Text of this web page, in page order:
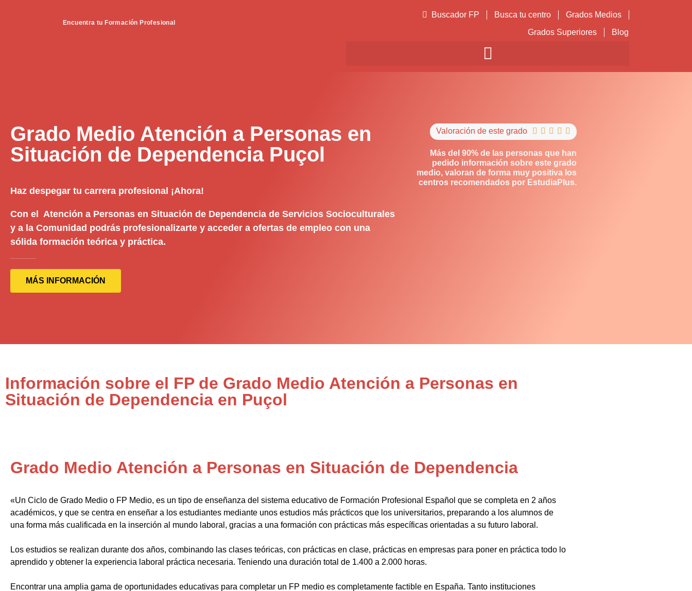
Encuentra tu Formación Profesional
Buscador FP Busca tu centro
Grados Medios
Grados Superiores
Blog
Grado Medio Atención a Personas en
Situación de Dependencia Puçol
Haz despegar tu carrera profesional ¡Ahora!
Con el Atención a Personas en Situación de Dependencia de Servicios Socioculturales
y a la Comunidad podrás profesionalizarte y acceder a ofertas de empleo con una
sólida formación teórica y práctica.
MÁS INFORMACIÓN
Valoración de este grado     
Más del 90% de las personas que han
pedido información sobre este grado
medio, valoran de forma muy positiva los
centros recomendados por EstudiaPlus.
Información sobre el FP de Grado Medio Atención a Personas en
Situación de Dependencia en Puçol
Grado Medio Atención a Personas en Situación de Dependencia
«Un Ciclo de Grado Medio o FP Medio, es un tipo de enseñanza del sistema educativo de Formación Profesional Español que se completa en 2 años
académicos, y que se centra en enseñar a los estudiantes mediante unos estudios más prácticos que los universitarios, preparando a los alumnos de
una forma más cualificada en la inserción al mundo laboral, gracias a una formación con prácticas más específicas orientadas a su futuro laboral.
Los estudios se realizan durante dos años, combinando las clases teóricas, con prácticas en clase, prácticas en empresas para poner en práctica todo lo
aprendido y obtener la experiencia laboral práctica necesaria. Teniendo una duración total de 1.400 a 2.000 horas.
Encontrar una amplia gama de oportunidades educativas para completar un FP medio es completamente factible en España. Tanto instituciones